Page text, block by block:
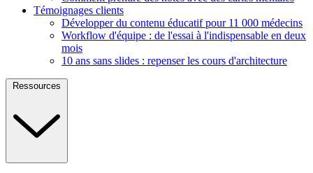
Témoignages clients
Développer du contenu éducatif pour 11 000 médecins
Workflow d'équipe : de l'essai à l'indispensable en deux
mois
10 ans sans slides : repenser les cours d'architecture
Ressources